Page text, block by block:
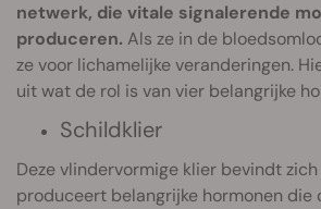
netwerk, die vitale signalerende
produceren. Als ze in de
ze voor lichamelijke veranderingen.
uit wat de rol is van vier belangrijke
Schildklier
Deze vlindervormige klier bevindt
produceert belangrijke hormonen die